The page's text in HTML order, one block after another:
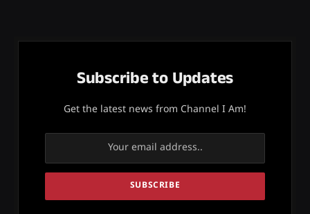
Subscribe to Updates
Get the latest news from Channel I Am!